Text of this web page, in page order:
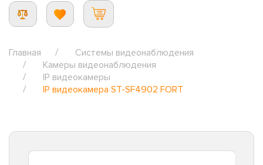
Главная
Системы видеонаблюдения
Камеры видеонаблюдения
IP видеокамеры
IP видеокамера ST-SF4902 FORT